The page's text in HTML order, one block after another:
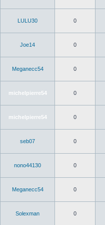
LULU30 0
Joe14 0
Meganecc54 0
michelpierre54 0
michelpierre54 0
seb07 0
nono44130 0
Meganecc54 0
Solexman 0